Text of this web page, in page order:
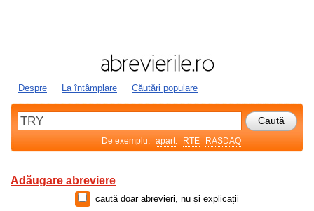
Despre La întâmplare Căutări populare
De exemplu: apart. RTE RASDAQ
Adăugare abreviere
caută doar abrevieri, nu și explicații